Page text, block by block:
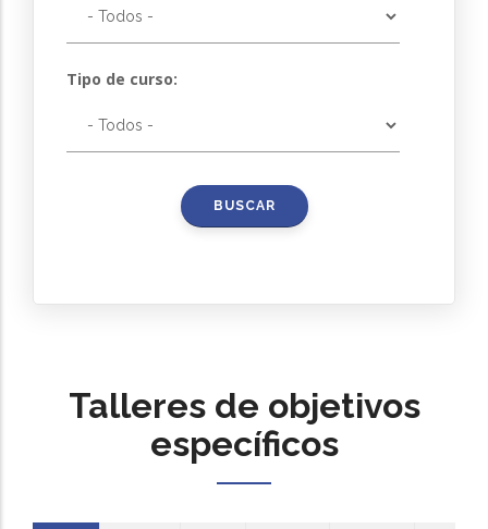
Tipo de curso:
Talleres de objetivos
específicos